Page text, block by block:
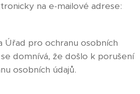
na e-mailové adrese:
Úřad pro ochranu osobních
domnívá, že došlo k porušení
osobních údajů.